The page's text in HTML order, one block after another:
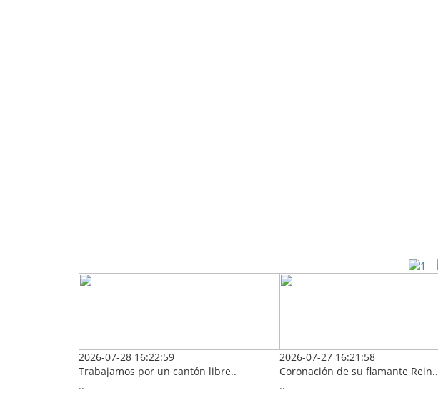
2026-07-28 16:22:59
Trabajamos por un cantón libre..
..
2026-07-27 16:21:58
Coronación de su flamante Rein..
..